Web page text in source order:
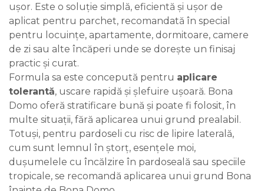
ușor. Este o soluție simplă, eficientă și ușor de
aplicat pentru parchet, recomandată în special
pentru locuințe, apartamente, dormitoare, camere
de zi sau alte încăperi unde se dorește un finisaj
practic și curat.
Formula sa este concepută pentru aplicare
tolerantă, uscare rapidă și șlefuire ușoară. Bona
Domo oferă stratificare bună și poate fi folosit, în
multe situații, fără aplicarea unui grund prealabil.
Totuși, pentru pardoseli cu risc de lipire laterală,
cum sunt lemnul în ștorț, esențele moi,
dușumelele cu încălzire în pardoseală sau speciile
tropicale, se recomandă aplicarea unui grund Bona